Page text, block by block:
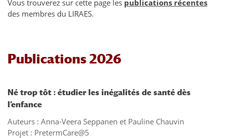
Vous trouverez sur cette page les publications récentes
des membres du LIRAES.
Publications 2026
Né trop tôt : étudier les inégalités de santé dès
l’enfance
Auteurs : Anna-Veera Seppanen et Pauline Chauvin
Projet : PretermCare@5